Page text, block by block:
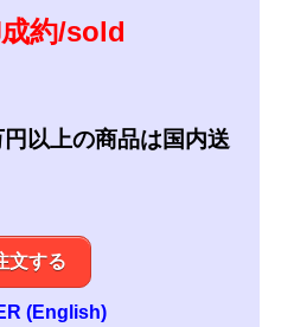
約/sold
円以上の商品は国内送
文する
(English)